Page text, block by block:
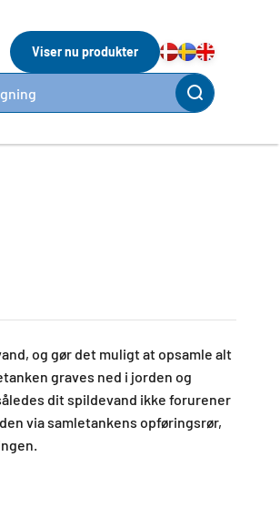
Viser nu produkter
og gør det muligt at opsamle alt
graves ned i jorden og
dit spildevand ikke forurener
via samletankens opføringsrør,